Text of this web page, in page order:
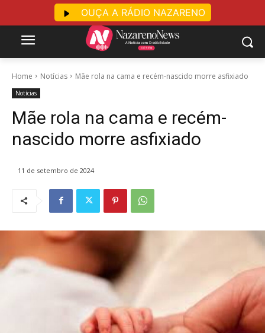
Home Notícias Mãe rola na cama e recém-nascido morre asfixiado
Notícias
Mãe rola na cama e recém-
nascido morre asfixiado
11 de setembro de 2024
OUÇA A RÁDIO NAZARENO